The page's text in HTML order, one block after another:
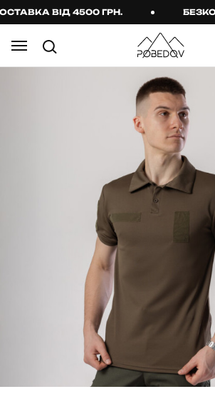
ВІД 4500 ГРН.